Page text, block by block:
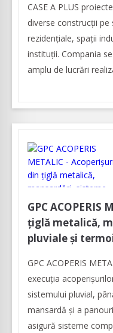
CASE A PLUS
diverse construcții
rezidențiale, spații
instituții. Compania
amplu de lucrări
GPC ACOPERIS
țiglă metalică,
pluviale și
GPC ACOPERIS
execuția
sistemului pluvial,
mansardă și a
asigură sisteme